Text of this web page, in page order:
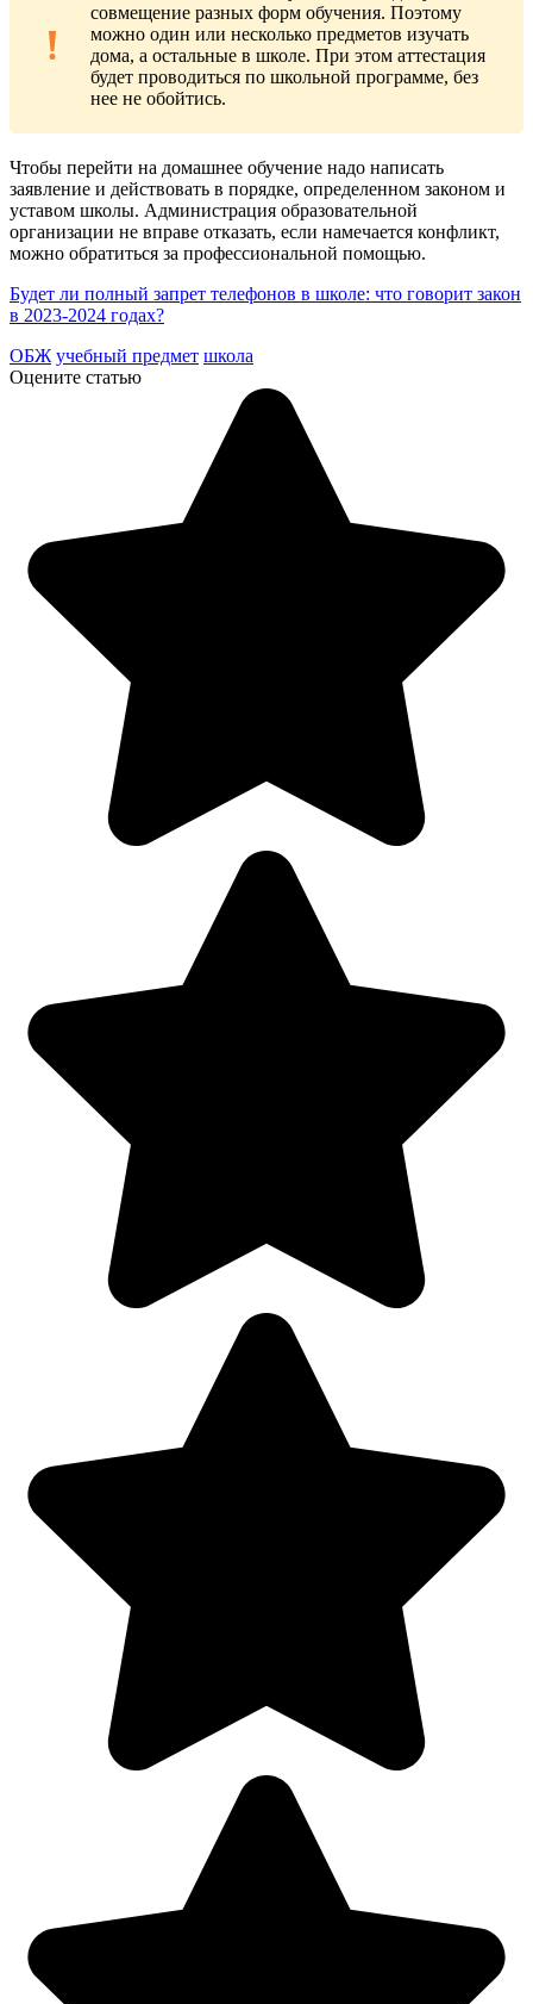
совмещение разных форм обучения. Поэтому
можно один или несколько предметов изучать
дома, а остальные в школе. При этом аттестация
будет проводиться по школьной программе, без
нее не обойтись.
Чтобы перейти на домашнее обучение надо написать
заявление и действовать в порядке, определенном законом и
уставом школы. Администрация образовательной
организации не вправе отказать, если намечается конфликт,
можно обратиться за профессиональной помощью.
Будет ли полный запрет телефонов в школе: что говорит закон
в 2023-2024 годах?
ОБЖ учебный предмет школа
Оцените статью